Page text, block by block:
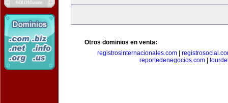
Otros dominios en venta:
registrosinternacionales.com
reportedenegocios.com|